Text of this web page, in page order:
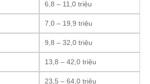
6,8 – 11,0 triệu
7,0 – 19,9 triệu
9,8 – 32,0 triệu
13,8 – 42,0 triệu
23,5 – 64,0 triệu